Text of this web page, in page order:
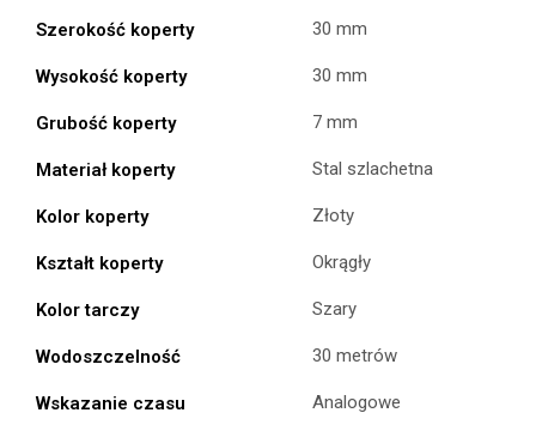
Szerokość koperty 30 mm
Wysokość koperty 30 mm
Grubość koperty 7 mm
Materiał koperty Stal szlachetna
Kolor koperty Złoty
Kształt koperty Okrągły
Kolor tarczy Szary
Wodoszczelność 30 metrów
Wskazanie czasu Analogowe